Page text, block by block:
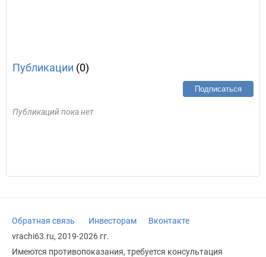
Публикации (0)
Подписаться
Публикаций пока нет
Обратная связь Инвесторам
Вконтакте
vrachi63.ru, 2019-2026 гг.
Имеются противопоказания, требуется консультация